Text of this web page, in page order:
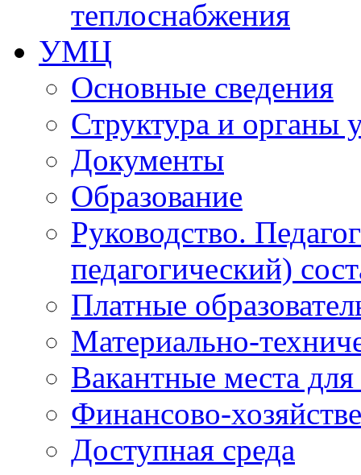
теплоснабжения
УМЦ
Основные сведения
Структура и органы
Документы
Образование
Руководство.
педагогический)
Платные
Материально-
Вакантные места
Финансово-
Доступная среда